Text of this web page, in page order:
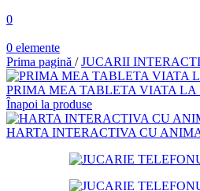
0
0 elemente
Prima pagină / JUCARII
PRIMA MEA TABLETA VIATA LA
Înapoi la produse
HARTA INTERACTIVA CU